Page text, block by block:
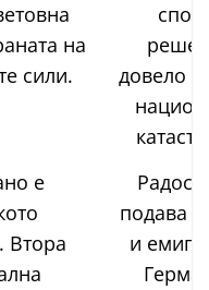
на
сили.
довело
е
Втора
подава
и